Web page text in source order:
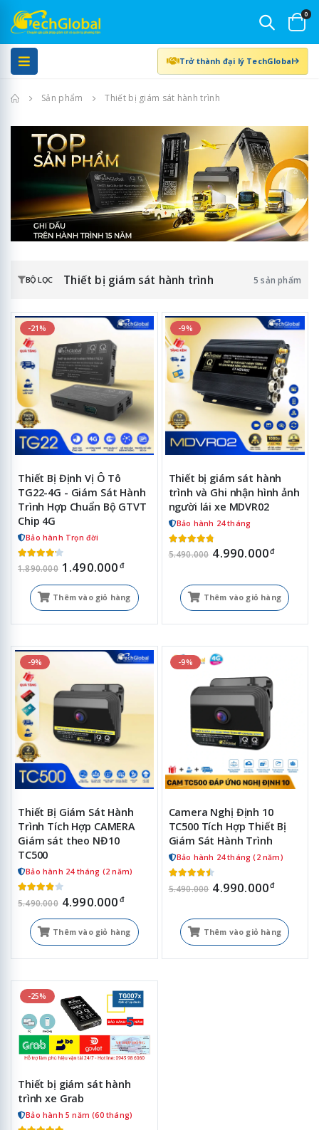
0
Trở thành đại lý TechGlobal
Trang chủSản phẩm Thiết bị giám sát hành trình
BỘ LỌC Thiết bị giám sát hành trình 5 sản phẩm
-21%
Thiết Bị Định Vị Ô Tô
TG22-4G - Giám Sát Hành
Trình Hợp Chuẩn Bộ GTVT
Chip 4G
Bảo hành Trọn đời
1.890.000 1.490.000 đ
Thêm vào giỏ hàng
-9%
Thiết bị giám sát hành
trình và Ghi nhận hình ảnh
người lái xe MDVR02
Bảo hành 24 tháng
5.490.000 4.990.000đ
Thêm vào giỏ hàng
-9%
Thiết Bị Giám Sát Hành
Trình Tích Hợp CAMERA
Giám sát theo NĐ10
TC500
Bảo hành 24 tháng (2 năm)
5.490.000 4.990.000 đ
Thêm vào giỏ hàng
-9%
Camera Nghị Định 10
TC500 Tích Hợp Thiết Bị
Giám Sát Hành Trình
Bảo hành 24 tháng (2 năm)
5.490.000 4.990.000đ
Thêm vào giỏ hàng
-25%
Thiết bị giám sát hành
trình xe Grab
Bảo hành 5 năm (60 tháng)